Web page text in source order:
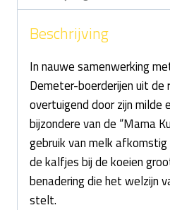
Beschrijving
In nauwe samenwerking
Demeter-boerderijen uit de
overtuigend door zijn milde
bijzondere van de “Mama
gebruik van melk
de kalfjes bij de koeien
benadering die het welzijn
stelt.